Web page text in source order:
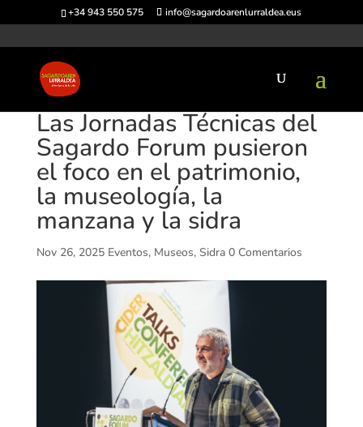
+34 943 550 575 info@sagardoarenlurraldea.eus
Las Jornadas Técnicas del
Sagardo Forum pusieron
el foco en el patrimonio,
la museología, la
manzana y la sidra
Nov 26, 2025 Eventos, Museos, Sidra 0 Comentarios